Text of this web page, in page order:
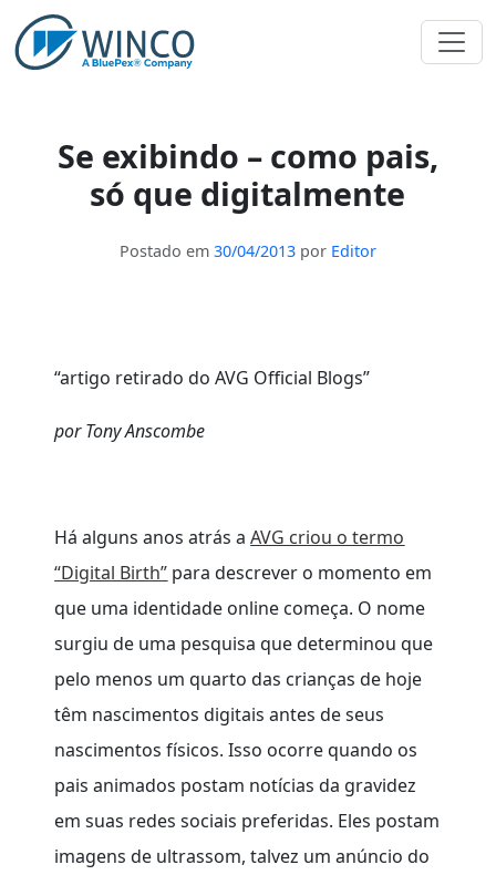
Pular
para
Se exibindo – como pais,
só que digitalmente
Postado em 30/04/2013por Editor
“artigo retirado do AVG Official Blogs”
por Tony Anscombe
Há alguns anos atrás aAVG criou o termo
“Digital Birth” para descrever o momento em
que uma identidade online começa. O nome
surgiu de uma pesquisa que determinou que
pelo menos um quarto das crianças de hoje
têm nascimentos digitais antes de seus
nascimentos físicos. Isso ocorre quando os
pais animados postam notícias da gravidez
em suas redes sociais preferidas. Eles postam
imagens de ultrassom, talvez um anúncio do